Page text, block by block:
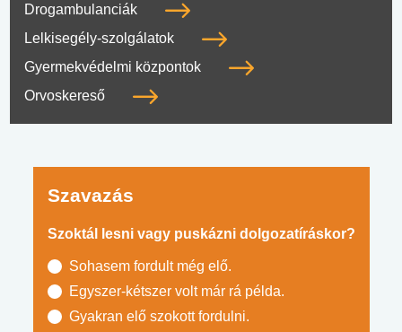
Drogambulanciák
Lelkisegély-szolgálatok
Gyermekvédelmi központok
Orvoskereső
Szavazás
Szoktál lesni vagy puskázni dolgozatíráskor?
Sohasem fordult még elő.
Egyszer-kétszer volt már rá példa.
Gyakran elő szokott fordulni.